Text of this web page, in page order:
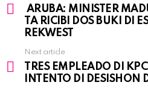
moreARUBA: MINISTER
TA RICIBI DOS BUKI DI
REKWEST
Next article
TRES EMPLEADO DI
INTENTO DI DESISHON